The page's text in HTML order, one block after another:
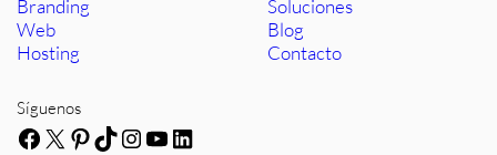
Branding
Web
Hosting
Soluciones
Blog
Contacto
Síguenos
Facebook
X Pinterest
TikTok
Instagram
YouTube
LinkedIn